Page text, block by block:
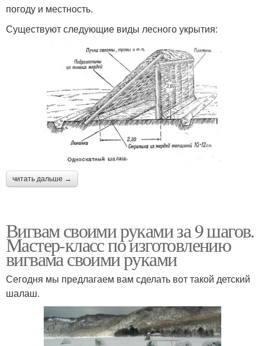
погоду и местность.
Существуют следующие виды лесного укрытия:
читать дальше →
Вигвам своими руками за 9 шагов.
Мастер-класс по изготовлению
вигвама своими руками
Сегодня мы предлагаем вам сделать вот такой детский
шалаш.